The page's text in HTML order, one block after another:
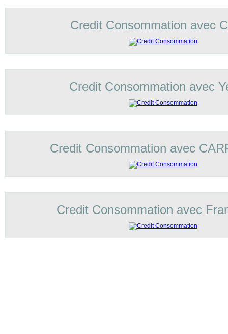
Credit Consommation avec
Credit Consommation avec
Credit Consommation avec
Credit Consommation avec